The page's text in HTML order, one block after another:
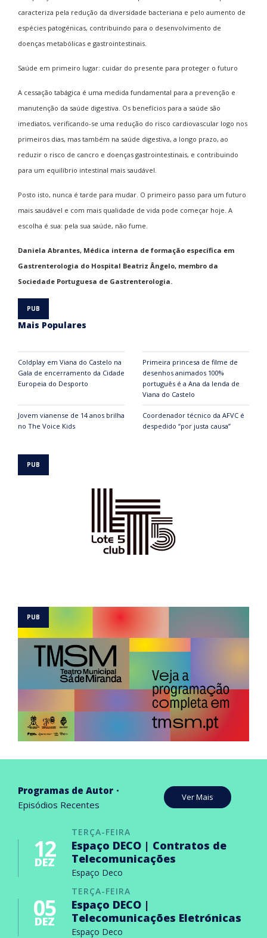
caracteriza pela redução da diversidade bacteriana e pelo aumento de
espécies patogénicas, contribuindo para o desenvolvimento de
doenças metabólicas e gastrointestinais.
Saúde em primeiro lugar: cuidar do presente para proteger o futuro
A cessação tabágica é uma medida fundamental para a prevenção e
manutenção da saúde digestiva. Os benefícios para a saúde são
imediatos, verificando-se uma redução do risco cardiovascular logo nos
primeiros dias, mas também na saúde digestiva, a longo prazo, ao
reduzir o risco de cancro e doenças gastrointestinais, e contribuindo
para um equilíbrio intestinal mais saudável.
Posto isto, nunca é tarde para mudar. O primeiro passo para um futuro
mais saudável e com mais qualidade de vida pode começar hoje. A
escolha é sua: pela sua saúde, não fume.
Daniela Abrantes, Médica interna de formação específica em
Gastrenterologia do Hospital Beatriz Ângelo, membro da
Sociedade Portuguesa de Gastrenterologia.
Mais Populares
Coldplay em Viana do Castelo na
Gala de encerramento da Cidade
Europeia do Desporto
Primeira princesa de filme de
desenhos animados 100%
português é a Ana da lenda de
Viana do Castelo
Jovem vianense de 14 anos brilha
no The Voice Kids
Coordenador técnico da AFVC é
despedido “por justa causa”
Programas de Autor
Episódios Recentes
Ver Mais
TERÇA-FEIRA
12
DEZ
Espaço DECO | Contratos de
Telecomunicações
Espaço Deco
TERÇA-FEIRA
05
DEZ
Espaço DECO |
Telecomunicações Eletrónicas
Espaço Deco